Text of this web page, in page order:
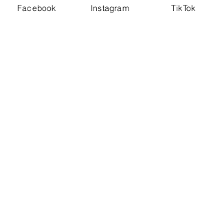
Facebook Instagram TikTok